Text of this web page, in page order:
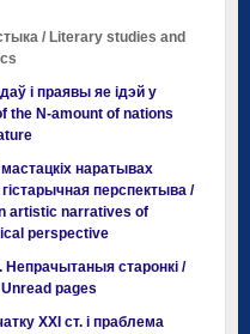
/ Literary studies and
і праявы яе ідэй у
the N-amount of nations
наратывах
перспектыва /
artistic narratives of
perspective
Непрачытаныя старонкі /
pages
ХХІ ст. і праблема